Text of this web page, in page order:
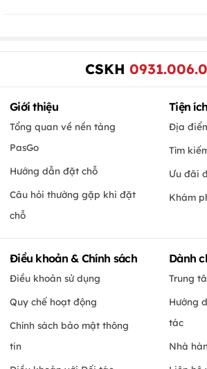
CSKH
Giới thiệu
Tổng quan về nền tảng
PasGo
Hướng dẫn đặt chỗ
Câu hỏi thường gặp khi đặt
chỗ
Tiện ích
Địa
Tìm
Ưu đãi
Khám
Điều khoản & Chính sách
Điều khoản sử dụng
Quy chế hoạt động
Chính sách bảo mật thông
tin
Dành
Trung
Hướng
tác
Nhà